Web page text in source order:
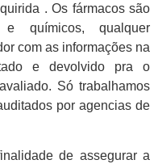
. Os fármacos são
químicos, qualquer
com as informações na
e devolvido pra o
Só trabalhamos
por agencias de
de assegurar a